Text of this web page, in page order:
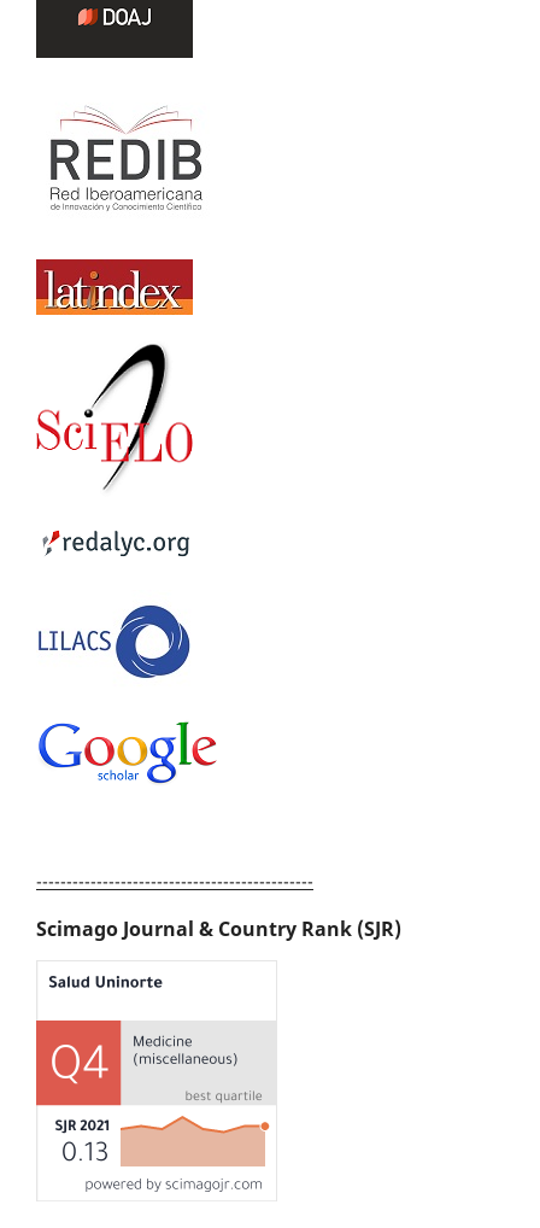
----------------------------------------------
Scimago Journal & Country Rank (SJR)